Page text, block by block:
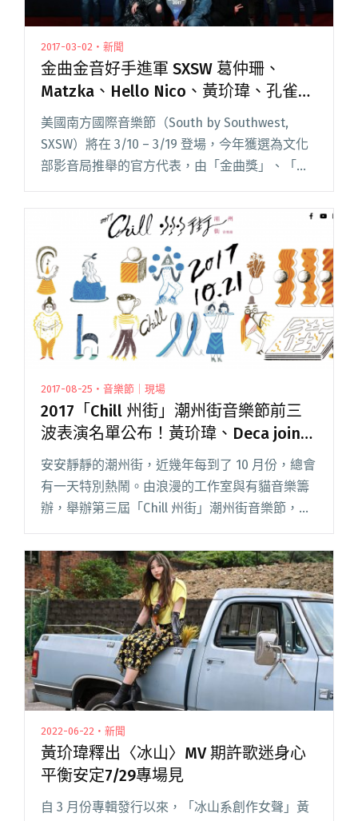
2017-03-02・新聞
金曲金音好手進軍 SXSW 葛仲珊、
Matzka、Hello Nico、黃玠瑋、孔雀
眼、DJ 問號代表參演
美國南方國際音樂節（South by Southwest,
SXSW）將在 3/10 – 3/19 登場，今年獲選為文化
部影音局推舉的官方代表，由「金曲獎」、「金
包括曾獲「金曲獎」榮耀的閱讀全文 "金曲金音
好手進軍 SXSW 葛仲珊、Matzka、Hello Nico、
黃玠瑋、孔雀眼、DJ 問號代表參演"
2017-08-25・音樂節｜現場
2017「Chill 州街」潮州街音樂節前三
波表演名單公布！黃玠瑋、Deca joins
確定參演
安安靜靜的潮州街，近幾年每到了 10 月份，總會
有一天特別熱鬧。由浪漫的工作室與有貓音樂籌
辦，舉辦第三屆「Chill 州街」潮州街音樂節，近
日公布第三波表演名單，目前共計 9 組音樂人確
定參與演出！ 2017 「Chill 州街」潮州街音樂閱
讀全文 "2017「Chill 州街」潮州街音樂節前三波
表演名單公布！黃玠瑋、Deca joins確定參演"
2022-06-22・新聞
黃玠瑋釋出〈冰山〉MV 期許歌迷身心
平衡安定7/29專場見
自 3 月份專輯發行以來，「冰山系創作女聲」黃